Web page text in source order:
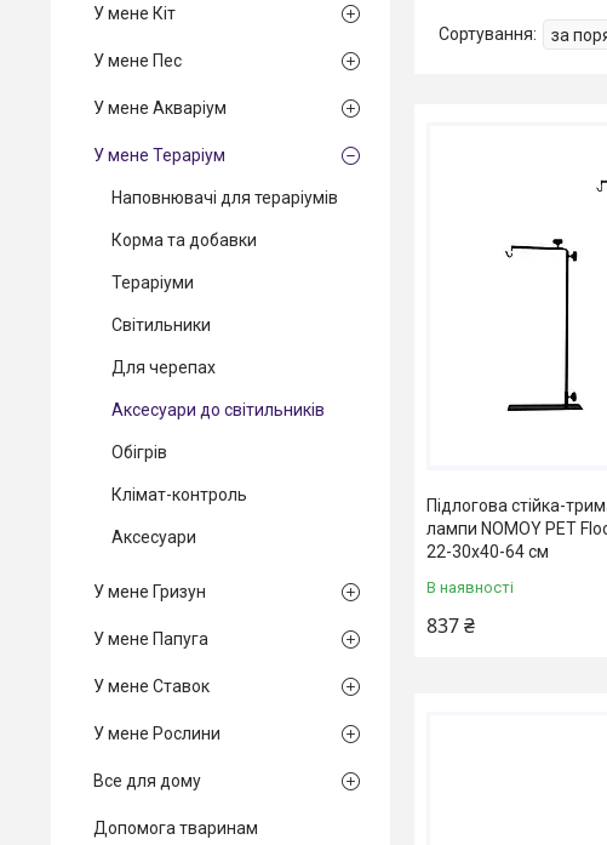
Підлогова стійка-
лампи NOMOY PET
22-30x40-64 см
В наявності
837 ₴
У мене Кіт
У мене Пес
У мене Акваріум
У мене Тераріум
Наповнювачі для тераріумів
Корма та добавки
Тераріуми
Світильники
Для черепах
Аксесуари до світильників
Обігрів
Клімат-контроль
Аксесуари
У мене Гризун
У мене Папуга
У мене Ставок
У мене Рослини
Все для дому
Допомога тваринам